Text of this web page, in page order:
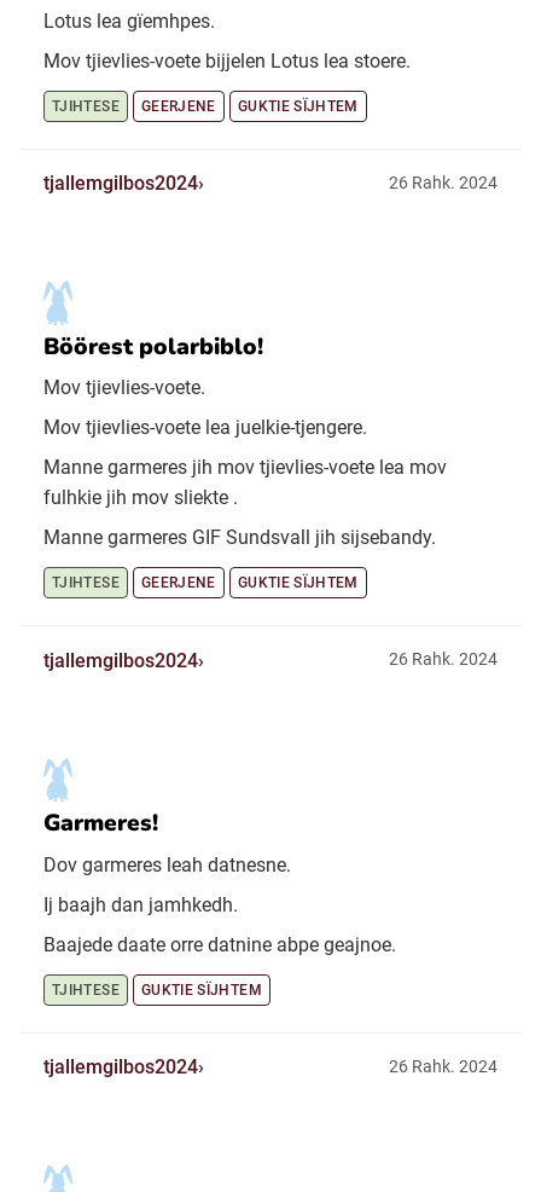
Lotus lea gïemhpes.
Mov tjievlies-voete bijjelen Lotus lea stoere.
TJIHTESE GEERJENE GUKTIE SÏJHTEM
tjallemgilbos2024 26 Rahk. 2024
Böörest polarbiblo!
Mov tjievlies-voete.
Mov tjievlies-voete lea juelkie-tjengere.
Manne garmeres jih mov tjievlies-voete lea mov
fulhkie jih mov sliekte .
Manne garmeres GIF Sundsvall jih sijsebandy.
TJIHTESE GEERJENE GUKTIE SÏJHTEM
tjallemgilbos2024 26 Rahk. 2024
Garmeres!
Dov garmeres leah datnesne.
Ij baajh dan jamhkedh.
Baajede daate orre datnine abpe geajnoe.
TJIHTESE GUKTIE SÏJHTEM
tjallemgilbos2024 26 Rahk. 2024